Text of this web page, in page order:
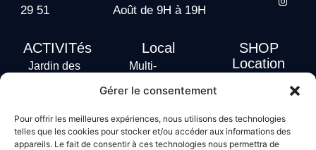
Gérer le consentement
Pour offrir les meilleures expériences, nous utilisons des technologies
telles que les cookies pour stocker et/ou accéder aux informations des
appareils. Le fait de consentir à ces technologies nous permettra de
29 51
Août de 9H à 19H
ACTIVITés
Jardin des
Stand Up
Paddle
Local
Multi-
Hébergement
SHOP
Location